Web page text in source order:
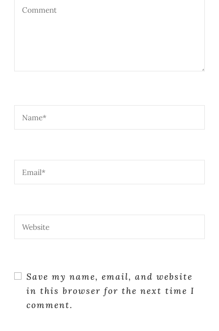
Save my name, email, and website
in this browser for the next time I
comment.